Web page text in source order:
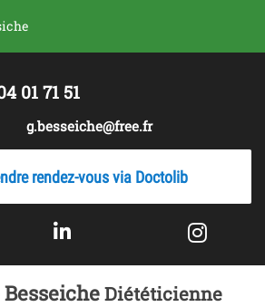
01 71 51
g.besseiche@free.fr
rendez-vous via Doctolib
Diététicienne